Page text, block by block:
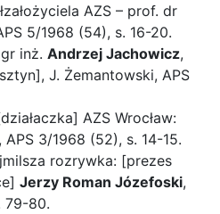
AZS – prof. dr
5/1968 (54), s. 16-20.
inż. Andrzej Jachowicz,
J. Żemantowski, APS
AZS Wrocław:
APS 3/1968 (52), s. 14-15.
rozrywka: [prezes
Jerzy Roman Józefoski,
79-80.